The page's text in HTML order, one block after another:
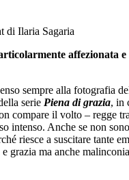
di Ilaria Sagaria
affezionata e
sempre alla fotografia
serie Piena di grazia, in
compare il volto – regge
intenso. Anche se non
riesce a suscitare tante
grazia ma anche